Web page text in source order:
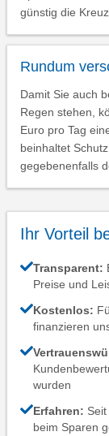
günstig die
Rundum
Damit Sie auch
Regen stehen,
Euro pro Tag
beinhaltet
gegebenenfalls
Ihr Vorteil
Transparent:
Preise und
Kostenlos:
finanzieren
wurden
Erfahren:
beim Sparen